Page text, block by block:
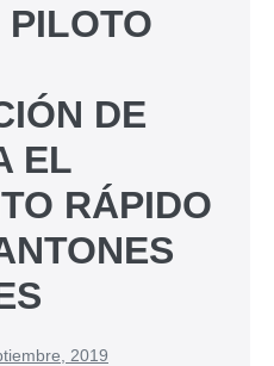
PILOTO
DE
EL
RÁPIDO
2019